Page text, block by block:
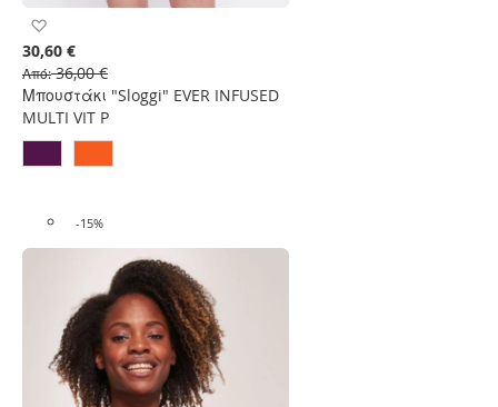
στη
Λίστα
Επιθυμιών
Μπουστάκι "Sloggi" EVER INFUSED
MULTI VIT P
30,60 €
Από 36,00 €
-15%